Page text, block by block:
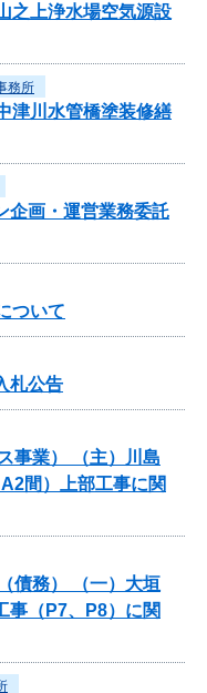
之上浄水場空気源設
務所
津川水管橋塗装修繕
企画・運営業務委託
ついて
札公告
事業） （主）川島
間）上部工事に関
債務） （一）大垣
事（P7、P8）に関